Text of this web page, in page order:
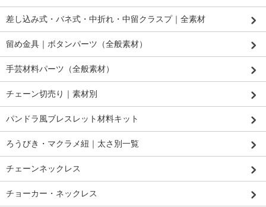
差し込み式・バネ式・中折れ・中留クラスプ｜全素材
留め金具｜ボタンパーツ（全般素材）
手芸材料パーツ（全般素材）
チェーン切売り｜素材別
パンドラ風ブレスレット材料キット
ろうびき・マクラメ紐｜太さ別一覧
チェーンネックレス
チョーカー・ネックレス